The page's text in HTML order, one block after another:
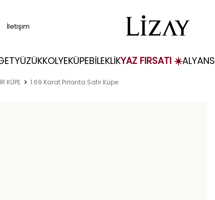
İletişim
YÜZÜKKOLYEKÜPEBİLEKLİKYAZ FIRSATI ☀️ALYANS
KÜPE 1.69 Karat Pırlanta Safir Küpe